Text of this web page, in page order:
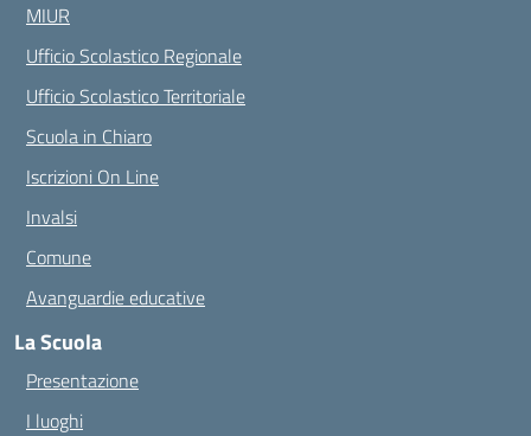
MIUR
Ufficio Scolastico Regionale
Ufficio Scolastico Territoriale
Scuola in Chiaro
Iscrizioni On Line
Invalsi
Comune
Avanguardie educative
La Scuola
Presentazione
I luoghi